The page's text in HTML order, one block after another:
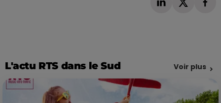
L'actu RTS dans le Sud Voir plus